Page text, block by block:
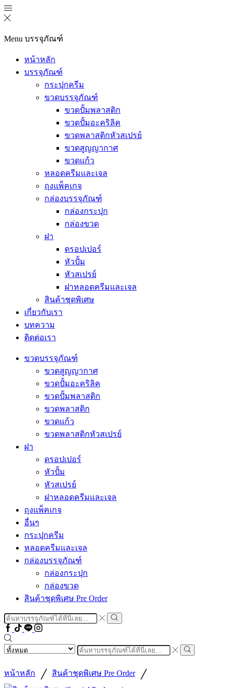
Menu บรรจุภัณฑ์
หน้าหลัก
บรรจุภัณฑ์
กระปุกครีม
ขวดบรรจุภัณฑ์
ขวดปั้มพลาสติก
ขวดปั้มอะคริลิค
ขวดพลาสติกหัวสเปรย์
ขวดสูญญากาศ
ขวดแก้ว
หลอดครีมและเจล
ถุงแพ็คเกจ
กล่องบรรจุภัณฑ์
กล่องกระปุก
กล่องขวด
ฝา
ดรอปเปอร์
หัวปั้ม
หัวสเปรย์
ฝาหลอดครีมและเจล
สินค้าชุดพิเศษ
เกี่ยวกับเรา
บทความ
ติดต่อเรา
ขวดบรรจุภัณฑ์
ขวดสูญญากาศ
ขวดปั้มอะคริลิค
ขวดปั้มพลาสติก
ขวดพลาสติก
ขวดแก้ว
ขวดพลาสติกหัวสเปรย์
ฝา
ดรอปเปอร์
หัวปั้ม
หัวสเปรย์
ฝาหลอดครีมและเจล
ถุงแพ็คเกจ
อื่นๆ
กระปุกครีม
หลอดครีมและเจล
กล่องบรรจุภัณฑ์
กล่องกระปุก
กล่องขวด
สินค้าชุดพิเศษ Pre Order
Search
input
Search
Facebook
TiktokLineInstragram
Search
input
Search
หน้าหลัก / สินค้าชุดพิเศษ Pre Order /